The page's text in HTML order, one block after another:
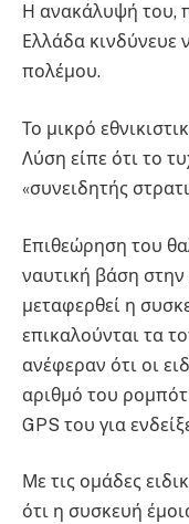
Η ανακάλυψή του,
Ελλάδα κινδύνευε
πολέμου.
Το μικρό
Λύση είπε ότι το
«συνειδητής
Επιθεώρηση του
ναυτική βάση
μεταφερθεί η
επικαλούνται τα
ανέφεραν ότι οι
αριθμό του
GPS του για
Με τις ομάδες
ότι η συσκευή